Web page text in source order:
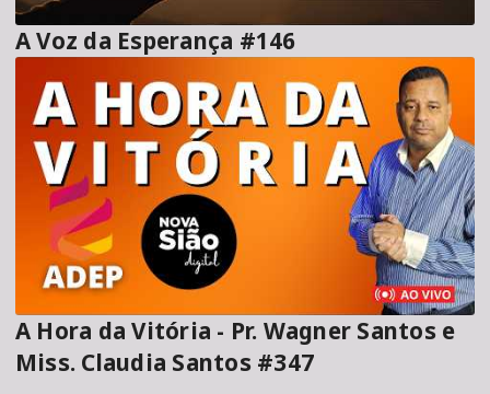
A Voz da Esperança #146
A Hora da Vitória - Pr. Wagner Santos e
Miss. Claudia Santos #347